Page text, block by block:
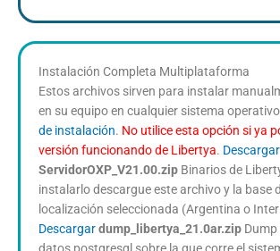
Instalación Completa Multiplataforma
Estos archivos sirven para instalar
en su equipo en cualquier sistema
de instalación. No utilice esta opción si ya
versión funcionando de Libertya. Descargar
ServidorOXP_V21.00.zip Binarios de
instalarlo descargue este archivo y la base
localización seleccionada (Argentina o
Descargardump_libertya_21.0ar.zip Dump